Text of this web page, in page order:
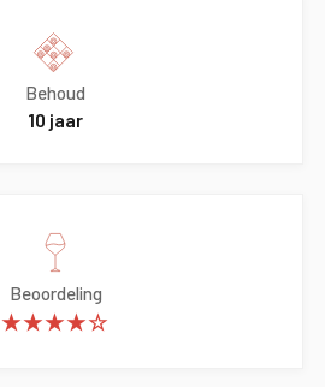
Behoud
10 jaar
Beoordeling
★★★★☆